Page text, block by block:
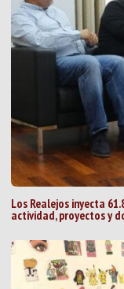
Los Realejos inyecta
actividad, proyectos y